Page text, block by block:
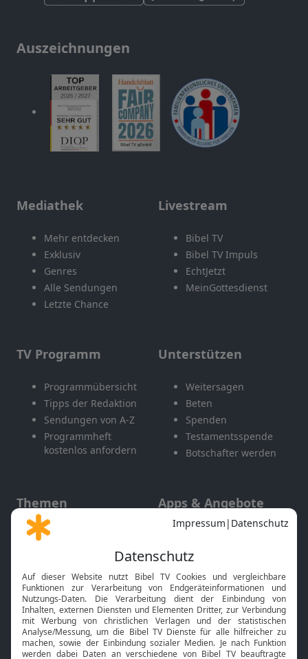
Auszeichnungen
Mediathek
Mehr entdecken
Exklusiv
Genres
Alle Sendungen
Letzte Chance
Livestream
Bibel TV
Bibel TV Impuls
EchtJetzt
MeinGottesdienst
TV Programm
Programmübersicht
Tipps der Redaktion
Sendungen von A-Z
Programmheft
kostenlos anfordern
Unterstützen
Weitersagen
Beten
Spenden
Testamentsspende
Botschafter werden
Themen
Gott und Bibel erklärt
Neuigkeiten
Apps & Angebote
Mobile App
Smart TV
HbbTV
Bibelthek Online-Bibel
Nächster Gottesdienst